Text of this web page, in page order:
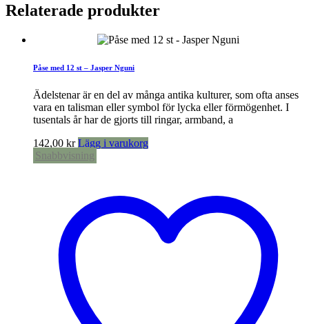
Relaterade produkter
Påse med 12 st – Jasper Nguni
Ädelstenar är en del av många antika kulturer, som ofta anses
vara en talisman eller symbol för lycka eller förmögenhet. I
tusentals år har de gjorts till ringar, armband, a
142,00 kr Lägg i varukorg
Snabbvisning